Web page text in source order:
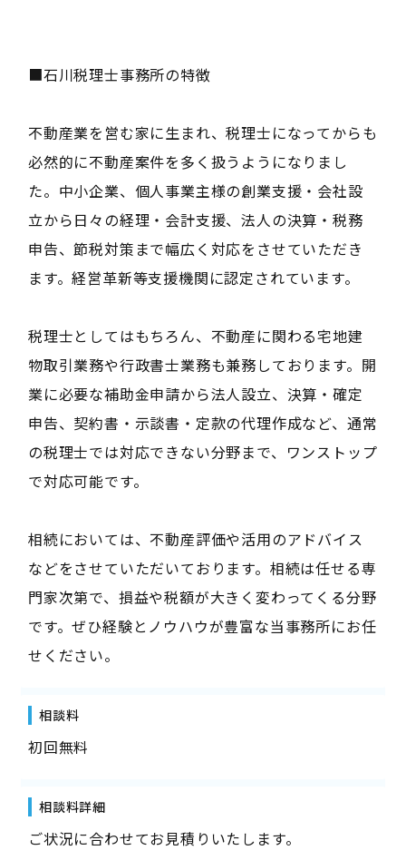
■石川税理士事務所の特徴
不動産業を営む家に生まれ、税理士になってからも
必然的に不動産案件を多く扱うようになりまし
た。中小企業、個人事業主様の創業支援・会社設
立から日々の経理・会計支援、法人の決算・税務
申告、節税対策まで幅広く対応をさせていただき
ます。経営革新等支援機関に認定されています。
税理士としてはもちろん、不動産に関わる宅地建
物取引業務や行政書士業務も兼務しております。開
業に必要な補助金申請から法人設立、決算・確定
申告、契約書・示談書・定款の代理作成など、通常
の税理士では対応できない分野まで、ワンストップ
で対応可能です。
相続においては、不動産評価や活用のアドバイス
などをさせていただいております。相続は任せる専
門家次第で、損益や税額が大きく変わってくる分野
です。ぜひ経験とノウハウが豊富な当事務所にお任
せください。
相談料
初回無料
相談料詳細
ご状況に合わせてお見積りいたします。